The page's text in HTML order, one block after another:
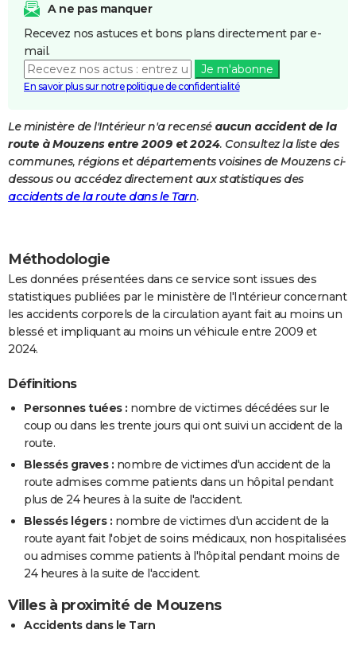
Destinations
City break
Voyage nature
Voyage de noces
Forum
Climat
PHOTO
GUIDES D'ACHAT
BONS PLANS
Carte de Noël
Carte Bonne année
Carte Saint-Valentin
Carte Pâques
Carte d'anniversaire
DICTIONNAIRE
Dictionnaire
Biographies
Citations
Expressions
Proverbes
PROGRAMME TV
FORUM
Bricolage
Television
A ne pas manquer
Recevez nos astuces et bons plans directement par e-
mail.
Je m'abonne
En savoir plus sur notre politique de confidentialité
Le ministère de l'Intérieur n'a recensé aucun accident de la
route à Mouzens entre 2009 et 2024. Consultez la liste des
communes, régions et départements voisines de Mouzens ci-
dessous ou accédez directement aux statistiques des
accidents de la route dans le Tarn.
Méthodologie
Les données présentées dans ce service sont issues des
statistiques publiées par le ministère de l'Intérieur concernant
les accidents corporels de la circulation ayant fait au moins un
blessé et impliquant au moins un véhicule entre 2009 et
2024.
Définitions
Personnes tuées : nombre de victimes décédées sur le
coup ou dans les trente jours qui ont suivi un accident de la
route.
Blessés graves : nombre de victimes d'un accident de la
route admises comme patients dans un hôpital pendant
plus de 24 heures à la suite de l'accident.
Blessés légers : nombre de victimes d'un accident de la
route ayant fait l'objet de soins médicaux, non hospitalisées
ou admises comme patients à l'hôpital pendant moins de
24 heures à la suite de l'accident.
Villes à proximité de Mouzens
Accidents dans le Tarn